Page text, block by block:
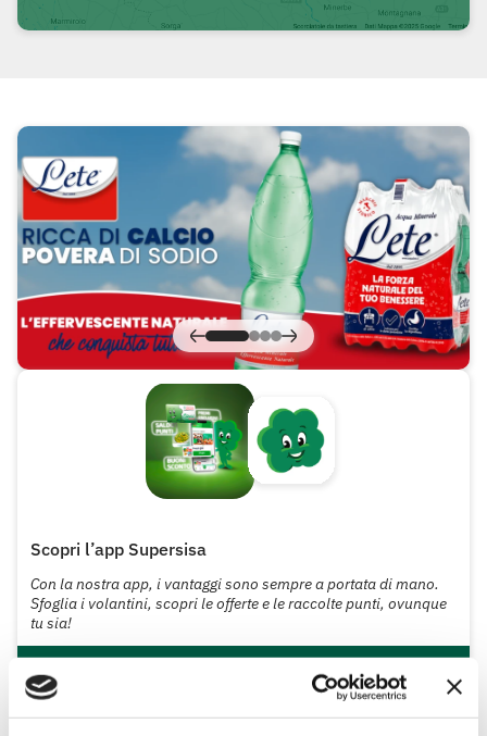
Scopri l’app Supersisa
Con la nostra app, i vantaggi sono sempre a portata di mano.
Sfoglia i volantini, scopri le offerte e le raccolte punti, ovunque
tu sia!
SCOPRI L'APP